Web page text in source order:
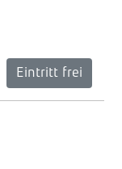
Eintritt frei